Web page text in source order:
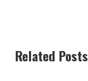
Related Posts